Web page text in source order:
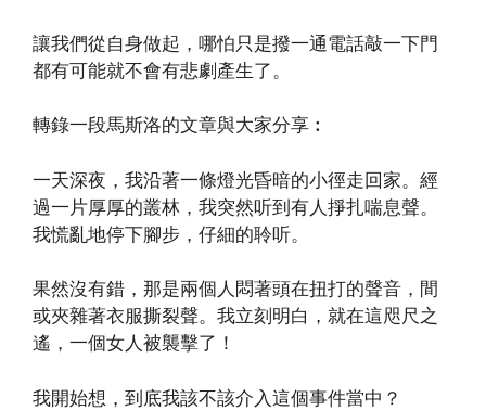
讓我們從自身做起，哪怕只是撥一通電話敲一下門
都有可能就不會有悲劇產生了。
轉錄一段馬斯洛的文章與大家分享︰
一天深夜，我沿著一條燈光昏暗的小徑走回家。經
過一片厚厚的叢林，我突然听到有人掙扎喘息聲。
我慌亂地停下腳步，仔細的聆听。
果然沒有錯，那是兩個人悶著頭在扭打的聲音，間
或夾雜著衣服撕裂聲。我立刻明白，就在這咫尺之
遙，一個女人被襲擊了！
我開始想，到底我該不該介入這個事件當中？